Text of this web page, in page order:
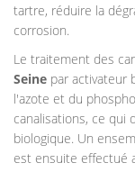
tartre, réduire la
corrosion.
Le traitement des
Seine par activateur
l'azote et du
canalisations, ce qui
biologique. Un
est ensuite effectué